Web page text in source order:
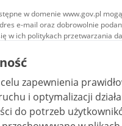
w domenie www.gov.pl
e-mail oraz dobrowolnie
w ich politykach przetwarzania
Treści tekstowe publikowane w
udostępniane na licencji typu
warunkach 4.0 (CC BY-SA
są udostępniane na licencji
bez utworów zależnych 4.0
zapewnienia
optymalizacji działania
do potrzeb